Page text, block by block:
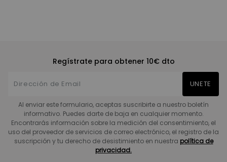
Regístrate para obtener 10€ dto
UNETE
Al enviar este formulario, aceptas suscribirte a nuestro boletín
informativo. Puedes darte de baja en cualquier momento.
Encontrarás información sobre la medición del consentimiento, el
uso del proveedor de servicios de correo electrónico, el registro de la
suscripción y tu derecho de desistimiento en nuestra política de
privacidad.